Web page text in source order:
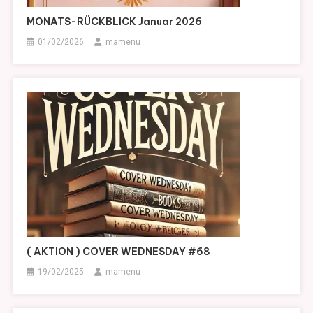
MONATS-RÜCKBLICK Januar 2026
01/02/2026 mamenu
( AKTION ) COVER WEDNESDAY #68
19/02/2025 mamenu